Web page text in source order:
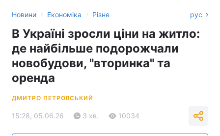
Новини › Економіка › Різне рус
В Україні зросли ціни на житло:
де найбільше подорожчали
новобудови, "вторинка" та
оренда
ДМИТРО ПЕТРОВСЬКИЙ
15:28, 05.06.26 3 хв. 10034